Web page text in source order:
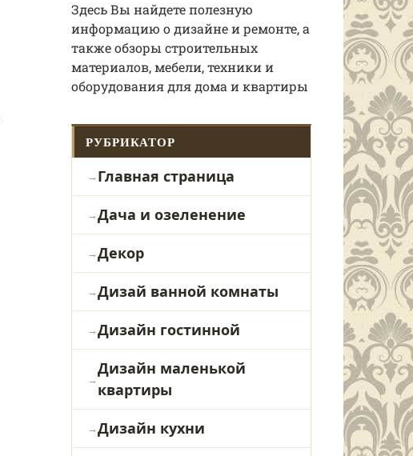
Здесь Вы найдете полезную
информацию о дизайне и ремонте, а
также обзоры строительных
материалов, мебели, техники и
оборудования для дома и квартиры
РУБРИКАТОР
Главная страница
Дача и озеленение
Декор
Дизай ванной комнаты
Дизайн гостинной
Дизайн маленькой
квартиры
Дизайн кухни